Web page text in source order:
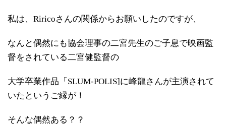
私は、Riricoさんの関係からお願いしたのですが、
なんと偶然にも協会理事の二宮先生のご子息で映画監
督をされている二宮健監督の
大学卒業作品「SLUM-POLIS]に峰龍さんが主演されて
いたというご縁が！
そんな偶然ある？？